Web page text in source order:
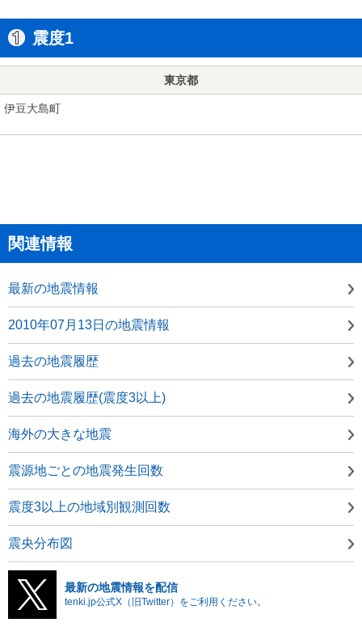
震度1
東京都
伊豆大島町
関連情報
最新の地震情報
2010年07月13日の地震情報
過去の地震履歴
過去の地震履歴(震度3以上)
海外の大きな地震
震源地ごとの地震発生回数
震度3以上の地域別観測回数
震央分布図
最新の地震情報を配信
tenki.jp公式X（旧Twitter）をご利用ください。